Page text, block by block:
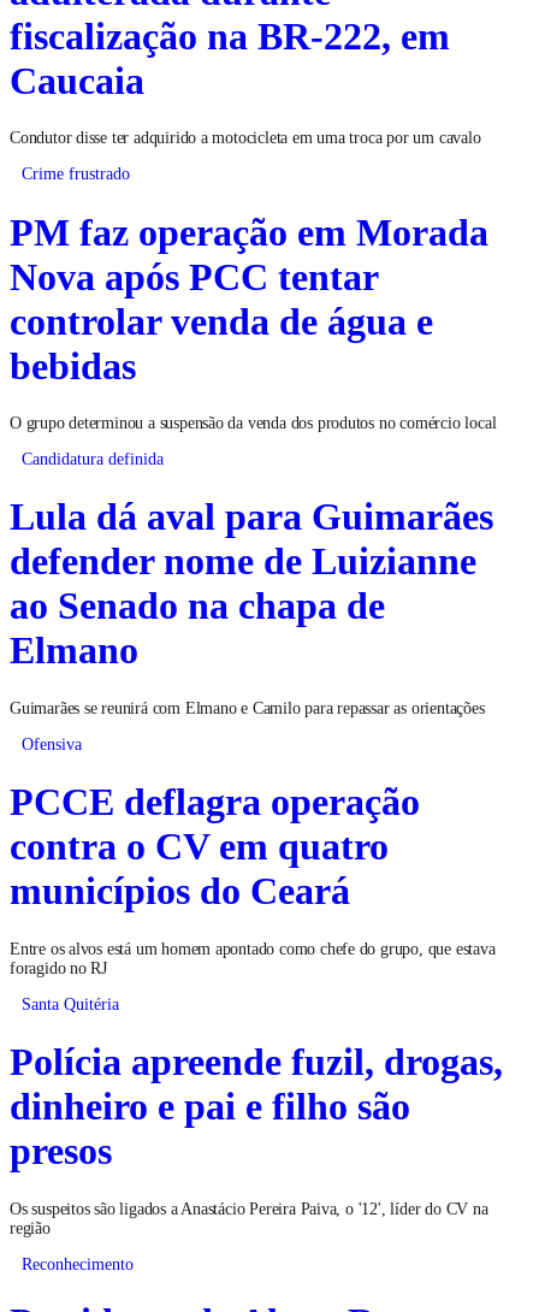
fiscalização na BR-222, em
Caucaia
Condutor disse ter adquirido a motocicleta em uma troca por um cavalo
Crime frustrado
PM faz operação em Morada
Nova após PCC tentar
controlar venda de água e
bebidas
O grupo determinou a suspensão da venda dos produtos no comércio local
Candidatura definida
Lula dá aval para Guimarães
defender nome de Luizianne
ao Senado na chapa de
Elmano
Guimarães se reunirá com Elmano e Camilo para repassar as orientações
Ofensiva
PCCE deflagra operação
contra o CV em quatro
municípios do Ceará
Entre os alvos está um homem apontado como chefe do grupo, que estava
foragido no RJ
Santa Quitéria
Polícia apreende fuzil, drogas,
dinheiro e pai e filho são
presos
Os suspeitos são ligados a Anastácio Pereira Paiva, o '12', líder do CV na
região
Reconhecimento